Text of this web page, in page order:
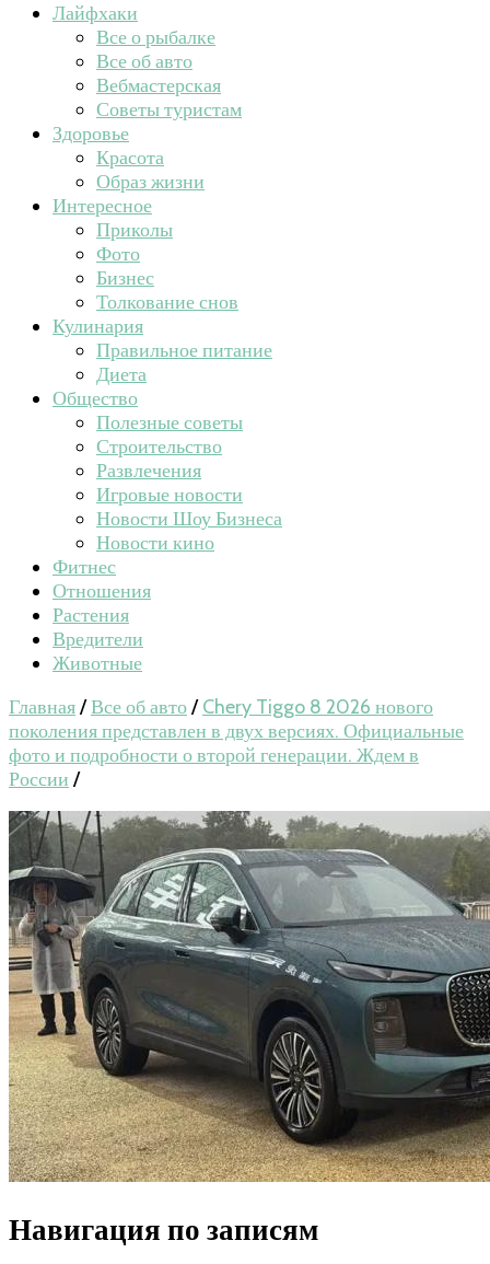
Лайфхаки
Все о рыбалке
Все об авто
Вебмастерская
Советы туристам
Здоровье
Красота
Образ жизни
Интересное
Приколы
Фото
Бизнес
Толкование снов
Кулинария
Правильное питание
Диета
Общество
Полезные советы
Строительство
Развлечения
Игровые новости
Новости Шоу Бизнеса
Новости кино
Фитнес
Отношения
Растения
Вредители
Животные
Главная/Все об авто/ Chery Tiggo 8 2026 нового
поколения представлен в двух версиях. Официальные
фото и подробности о второй генерации. Ждем в
России /
Навигация по записям